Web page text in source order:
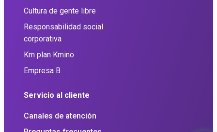
Cultura de gente libre
Responsabilidad social
corporativa
Km plan Kmino
Empresa B
Servicio al cliente
Canales de atención